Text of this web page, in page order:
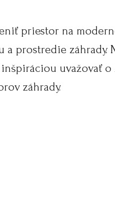
priestor na
prostredie záhrady.
uvažovať o
záhrady.